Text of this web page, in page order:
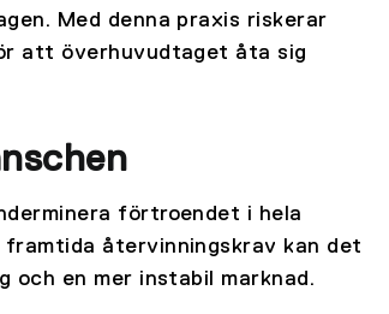
Med denna praxis riskerar
att överhuvudtaget åta sig
förtroendet i hela
framtida återvinningskrav kan det
och en mer instabil marknad.